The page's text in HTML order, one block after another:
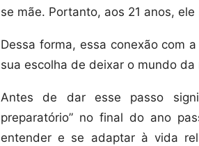
se mãe. Portanto, aos 21 anos,
Dessa forma, essa conexão com
sua escolha de deixar o mundo
Antes de dar esse passo
preparatório” no final do ano
entender e se adaptar à vida